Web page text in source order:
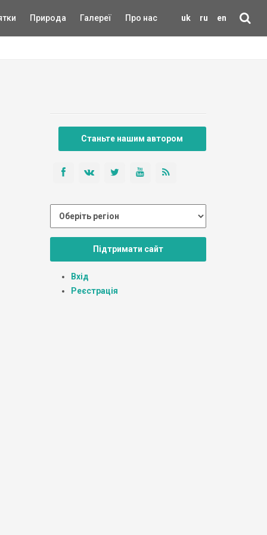
uk ru en
Природа Галереї Про нас
Станьте нашим автором
Підтримати сайт
Вхід
Реєстрація